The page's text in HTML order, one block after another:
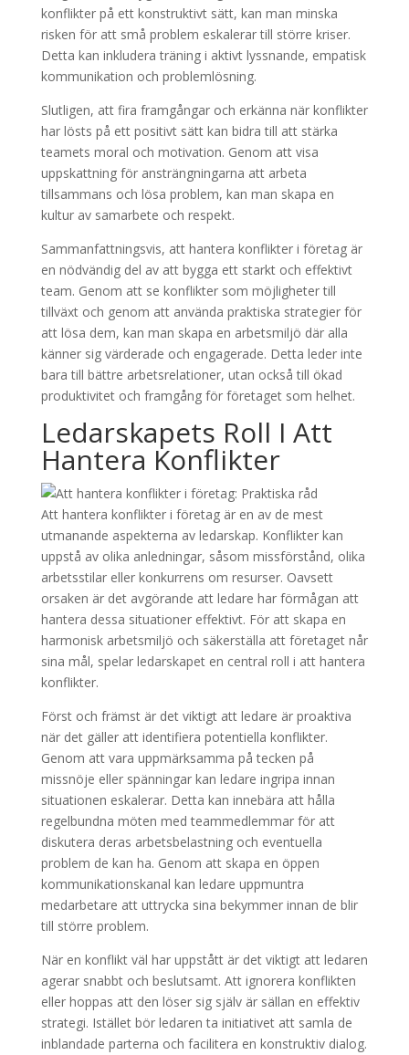
konflikter på ett konstruktivt sätt, kan man minska
risken för att små problem eskalerar till större kriser.
Detta kan inkludera träning i aktivt lyssnande, empatisk
kommunikation och problemlösning.
Slutligen, att fira framgångar och erkänna när konflikter
har lösts på ett positivt sätt kan bidra till att stärka
teamets moral och motivation. Genom att visa
uppskattning för ansträngningarna att arbeta
tillsammans och lösa problem, kan man skapa en
kultur av samarbete och respekt.
Sammanfattningsvis, att hantera konflikter i företag är
en nödvändig del av att bygga ett starkt och effektivt
team. Genom att se konflikter som möjligheter till
tillväxt och genom att använda praktiska strategier för
att lösa dem, kan man skapa en arbetsmiljö där alla
känner sig värderade och engagerade. Detta leder inte
bara till bättre arbetsrelationer, utan också till ökad
produktivitet och framgång för företaget som helhet.
Ledarskapets Roll I Att
Hantera Konflikter
Att hantera konflikter i företag är en av de mest
utmanande aspekterna av ledarskap. Konflikter kan
uppstå av olika anledningar, såsom missförstånd, olika
arbetsstilar eller konkurrens om resurser. Oavsett
orsaken är det avgörande att ledare har förmågan att
hantera dessa situationer effektivt. För att skapa en
harmonisk arbetsmiljö och säkerställa att företaget når
sina mål, spelar ledarskapet en central roll i att hantera
konflikter.
Först och främst är det viktigt att ledare är proaktiva
när det gäller att identifiera potentiella konflikter.
Genom att vara uppmärksamma på tecken på
missnöje eller spänningar kan ledare ingripa innan
situationen eskalerar. Detta kan innebära att hålla
regelbundna möten med teammedlemmar för att
diskutera deras arbetsbelastning och eventuella
problem de kan ha. Genom att skapa en öppen
kommunikationskanal kan ledare uppmuntra
medarbetare att uttrycka sina bekymmer innan de blir
till större problem.
När en konflikt väl har uppstått är det viktigt att ledaren
agerar snabbt och beslutsamt. Att ignorera konflikten
eller hoppas att den löser sig själv är sällan en effektiv
strategi. Istället bör ledaren ta initiativet att samla de
inblandade parterna och facilitera en konstruktiv dialog.